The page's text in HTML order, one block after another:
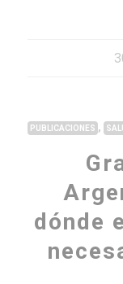
PUBLICACIONES ,
dónde